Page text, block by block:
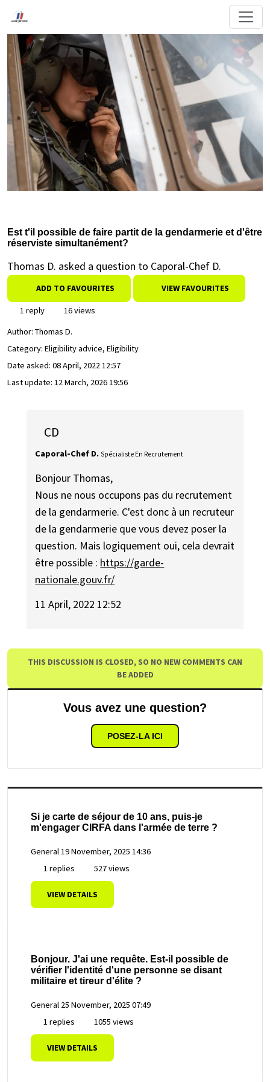
Est t'il possible de faire partit de la gendarmerie et d'être
réserviste simultanément?
Thomas D. asked a question to Caporal-Chef D.
ADD TO FAVOURITES VIEW FAVOURITES
1 reply
16 views
Author: Thomas D.
Category: Eligibility advice, Eligibility
Date asked: 08 April, 2022 12:57
Last update: 12 March, 2026 19:56
CD
Caporal-Chef D. Spécialiste En Recrutement
Bonjour Thomas,
Nous ne nous occupons pas du recrutement
de la gendarmerie. C'est donc à un recruteur
de la gendarmerie que vous devez poser la
question. Mais logiquement oui, cela devrait
être possible : https://garde-
nationale.gouv.fr/
11 April, 2022 12:52
THIS DISCUSSION IS CLOSED, SO NO NEW COMMENTS CAN
BE ADDED
Vous avez une question?
POSEZ-LA ICI
Si je carte de séjour de 10 ans, puis-je
m'engager CIRFA dans l'armée de terre ?
General19 November, 2025 14:36
1 replies
527 views
VIEW DETAILS
Bonjour. J'ai une requête. Est-il possible de
vérifier l'identité d'une personne se disant
militaire et tireur d'élite ?
General 25 November, 2025 07:49
1 replies
1055 views
VIEW DETAILS